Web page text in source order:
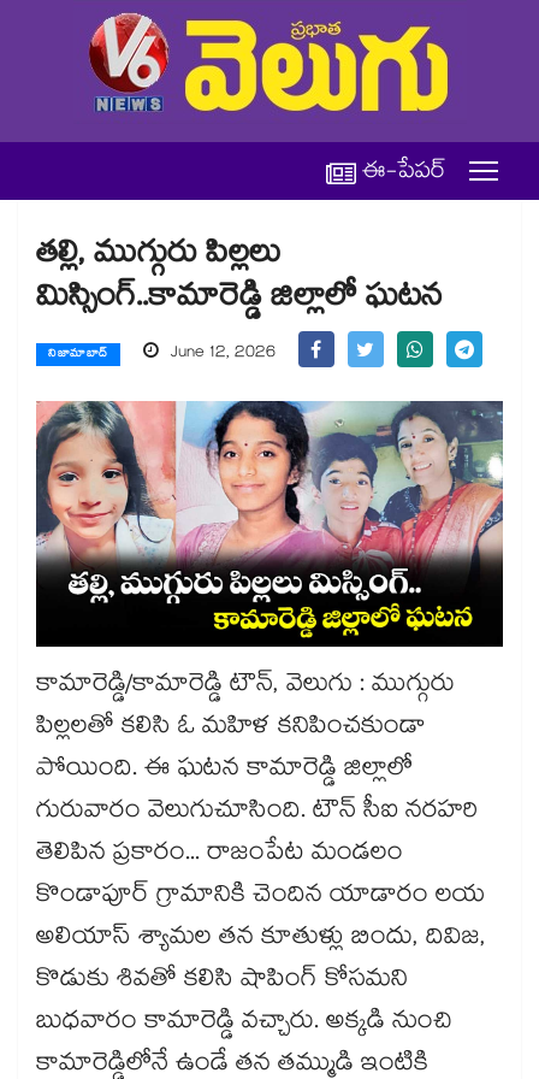
ఈ-పేపర్
తల్లి, ముగ్గురు పిల్లలు
మిస్సింగ్‌‌‌‌‌‌‌‌‌‌‌‌‌‌‌‌..కామారెడ్డి జిల్లాలో ఘటన
నిజామాబాద్ June 12, 2026
కామారెడ్డి/కామారెడ్డి టౌన్, వెలుగు : ముగ్గురు
పిల్లలతో కలిసి ఓ మహిళ కనిపించకుండా
పోయింది. ఈ ఘటన కామారెడ్డి జిల్లాలో
గురువారం వెలుగుచూసింది. టౌన్ సీఐ నరహరి
తెలిపిన ప్రకారం... రాజంపేట మండలం
కొండాపూర్‌‌‌‌‌‌‌‌‌‌‌‌‌‌‌‌ గ్రామానికి చెందిన యాడారం లయ
అలియాస్‌‌‌‌‌‌‌‌‌‌‌‌‌‌‌‌ శ్యామల తన కూతుళ్లు బిందు, దివిజ,
కొడుకు శివతో కలిసి షాపింగ్‌‌‌‌‌‌‌‌‌‌‌‌‌‌‌‌ కోసమని
బుధవారం కామారెడ్డి వచ్చారు. అక్కడి నుంచి
కామారెడ్డిలోనే ఉండే తన తమ్ముడి ఇంటికి